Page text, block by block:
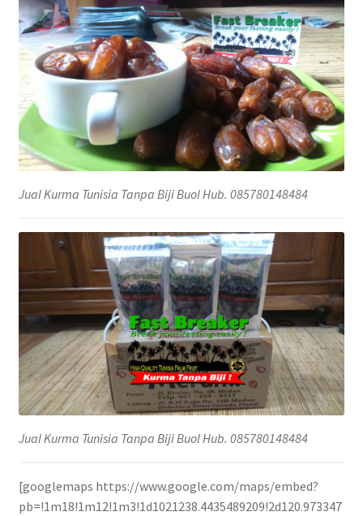
Jual Kurma Tunisia Tanpa Biji Buol Hub. 085780148484
Jual Kurma Tunisia Tanpa Biji Buol Hub. 085780148484
[googlemaps https://www.google.com/maps/embed?
pb=!1m18!1m12!1m3!1d1021238.4435489209!2d120.973347